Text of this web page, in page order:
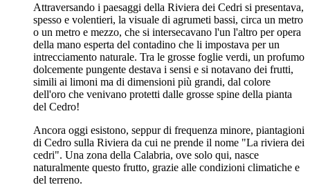
Attraversando i paesaggi della Riviera dei Cedri si presentava,
spesso e volentieri, la visuale di agrumeti bassi, circa un metro
o un metro e mezzo, che si intersecavano l'un l'altro per opera
della mano esperta del contadino che li impostava per un
intrecciamento naturale. Tra le grosse foglie verdi, un profumo
dolcemente pungente destava i sensi e si notavano dei frutti,
simili ai limoni ma di dimensioni più grandi, dal colore
dell'oro che venivano protetti dalle grosse spine della pianta
del Cedro!
Ancora oggi esistono, seppur di frequenza minore, piantagioni
di Cedro sulla Riviera da cui ne prende il nome "La riviera dei
cedri". Una zona della Calabria, ove solo qui, nasce
naturalmente questo frutto, grazie alle condizioni climatiche e
del terreno.